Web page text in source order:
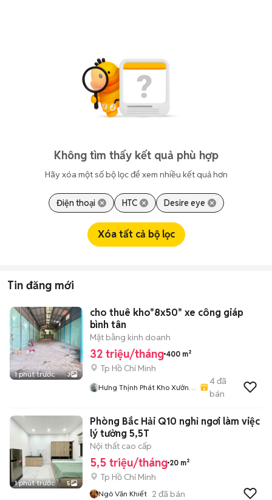
Không tìm thấy kết quả phù hợp
Hãy xóa một số bộ lọc để xem nhiều kết quả hơn
Điện thoại HTC Desire eye
Xóa tất cả bộ lọc
Tin đăng mới
1 phút trước 3
cho thuê kho*8x50* xe công giáp
bình tân
Mặt bằng kinh doanh
32 triệu/tháng 400 m²
Tp Hồ Chí Minh
Hưng Thịnh Phát Kho Xưởng
4đã
bán
1 phút trước 5
Phòng Bắc Hải Q10 nghỉ ngơi làm việc
lý tưởng 5,5T
Nội thất cao cấp
5,5 triệu/tháng 20 m²
Tp Hồ Chí Minh
Ngô Văn Khiết 2 đã bán